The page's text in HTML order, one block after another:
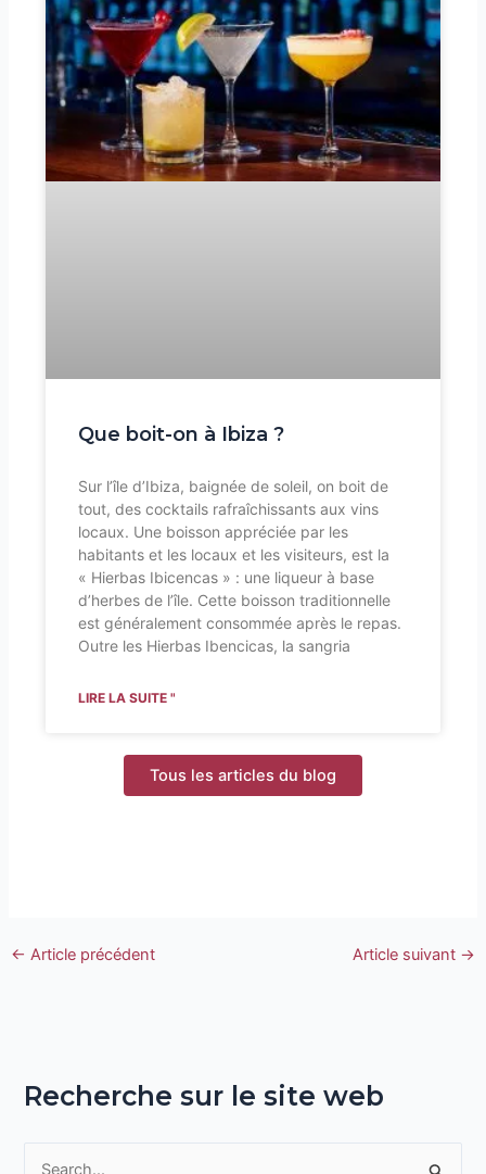
Que boit-on à Ibiza ?
Sur l’île d’Ibiza, baignée de soleil, on boit de
tout, des cocktails rafraîchissants aux vins
locaux. Une boisson appréciée par les
habitants et les locaux et les visiteurs, est la
« Hierbas Ibicencas » : une liqueur à base
d’herbes de l’île. Cette boisson traditionnelle
est généralement consommée après le repas.
Outre les Hierbas Ibencicas, la sangria
LIRE LA SUITE "
Tous les articles du blog
← Article précédent Article suivant →
Recherche sur le site web